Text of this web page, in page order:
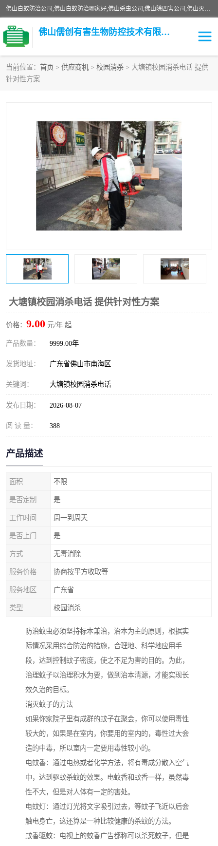
佛山白蚁防治公司,佛山白蚁防治哪家好,佛山杀虫公司,佛山除四害公司,佛山灭白蚁公司,佛山白蚁防治佛山儒创有害生物防治有限公司是一家佛山杀虫公司、佛山除四害公司、佛山灭白蚁公司、佛山白蚁防治公司，让您远离虫害困扰。要问佛山白蚁防治哪家好？佛山儒创有害生物防治有限公司全佛山、广州，正规公司，上门勘查，可靠，售后有保障。
佛山儒创有害生物防控技术有限公司
当前位置： 首页 > 供应商机 > 校园消杀 > 大塘镇校园消杀电话 提供
针对性方案
大塘镇校园消杀电话 提供针对性方案
价格： 9.00 元/年 起
产品数量： 9999.00年
发货地址： 广东省佛山市南海区
关键词： 大塘镇校园消杀电话
发布日期： 2026-08-07
阅 读 量： 388
产品描述
面积 不限
是否定制 是
工作时间 周一到周天
是否上门 是
方式 无毒消除
服务价格 协商按平方收取等
服务地区 广东省
类型 校园消杀
防治蚊虫必须坚持标本兼治，治本为主的原则，根据实
际情况采用综合防治的措施，合理地、科学地应用手
段，达到控制蚊子密度，使之不足为害的目的。为此，
治理蚊子以治理积水为要，做到治本清源，才能实现长
效久治的目标。
消灭蚊子的方法
如果你家院子里有成群的蚊子在聚会，你可以使用毒性
较大的，如果是在室内，你要用的室内的，毒性过大会
造的中毒，所以室内一定要用毒性较小的。
电蚊香：通过电热或者化学方法，将有毒成分散入空气
中，达到驱蚊杀蚊的效果。电蚊香和蚊香一样，虽然毒
性不大，但是对人体有一定的害处。
电蚊灯：通过灯光将文字吸引过去，等蚊子飞近以后会
触电身亡，这还算是一种比较健康的杀蚊的方法。
蚊香驱蚊：电视上的蚊香广告都称可以杀死蚊子，但是
白蚁消杀
除四害 食堂消杀
校园消杀 园区消杀
害虫防治